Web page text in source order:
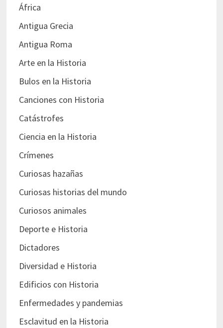
África
Antigua Grecia
Antigua Roma
Arte en la Historia
Bulos en la Historia
Canciones con Historia
Catástrofes
Ciencia en la Historia
Crímenes
Curiosas hazañas
Curiosas historias del mundo
Curiosos animales
Deporte e Historia
Dictadores
Diversidad e Historia
Edificios con Historia
Enfermedades y pandemias
Esclavitud en la Historia